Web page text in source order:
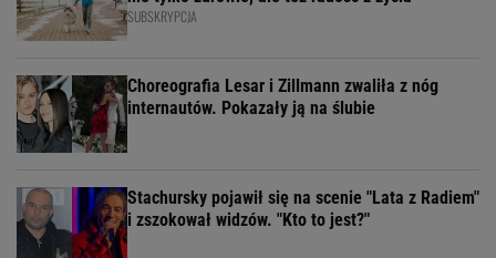
SUBSKRYPCJA
Choreografia Lesar i Zillmann zwaliła z nóg
internautów. Pokazały ją na ślubie
Stachursky pojawił się na scenie "Lata z Radiem"
i zszokował widzów. "Kto to jest?"